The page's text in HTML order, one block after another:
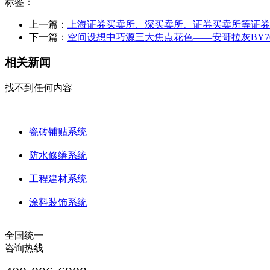
上一篇：
上海证券买卖所、深买卖所、证券买卖所等证券
下一篇： 空间设想中巧源三大焦点花色——安哥拉灰
相关新闻
找不到任何内容
瓷砖铺贴系统
|
防水修缮系统
|
工程建材系统
|
涂料装饰系统
|
全国统一
咨询热线